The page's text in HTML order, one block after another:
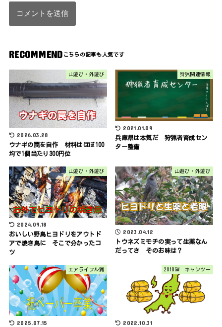
RECOMMEND
山遊び・外遊び
2026.03.28
ウナギの罠を自作 材料はほぼ100
均で1個当たり300円位
狩猟関連情報
2021.01.09
兵庫県は本気だ 狩猟者育成セン
ター整備
山遊び・外遊び
2024.09.18
おいしい野鳥ヒヨドリをアウトド
アで焼き鳥に そこで分かったコ
ツ
山遊び・外遊び
2023.04.12
トウネズミモチの実って生薬なん
だってさ そのお味は？
エアライフル猟
2025.07.15
2018GW キャンツー
2022.10.31